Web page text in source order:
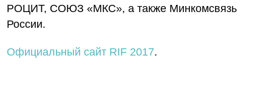
РОЦИТ, СОЮЗ «МКС», а также Минкомсвязь
России.
Официальный сайт RIF 2017.